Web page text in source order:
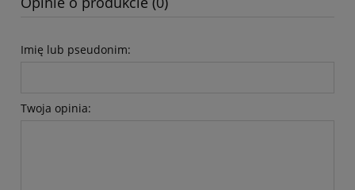
Imię lub pseudonim:
Twoja opinia: